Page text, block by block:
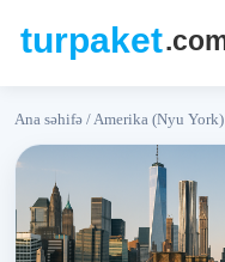
Ana səhifə /Amerika (Nyu York)